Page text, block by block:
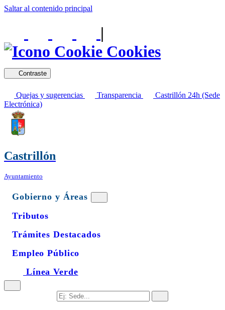
Saltar al contenido principal
|
Cookies
Contraste
Quejas y sugerencias Transparencia
Castrillón 24h (Sede
Electrónica)
Castrillón
Ayuntamiento
Gobierno y Áreas
Tributos
Trámites Destacados
Empleo Público
Línea Verde